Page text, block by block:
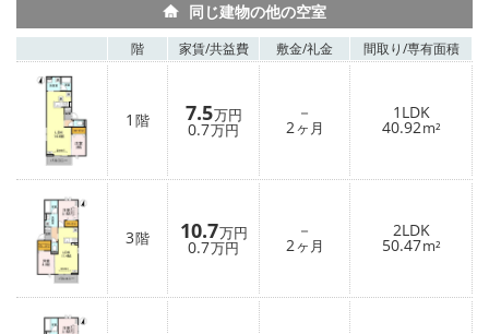
同じ建物の他の空室
階 家賃/共益費 敷金/礼金 間取り/専有面積
1 階 7.5万円
0.7万円
－
2ヶ月
1LDK
40.92m²
3階 10.7万円
0.7万円
－
2ヶ月
2LDK
50.47m²